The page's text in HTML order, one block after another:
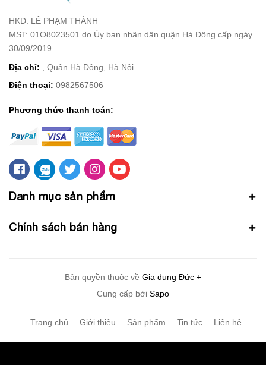
HKD: LÊ PHẠM THÀNH
MST: 01O8023501 do Ủy ban nhân dân quận Hà Đông cấp ngày
30/09/2019
Địa chỉ: , Quận Hà Đông, Hà Nội
Điện thoại: 0982567506
Phương thức thanh toán:
Danh mục sản phẩm
Chính sách bán hàng
Bản quyền thuộc về Gia dụng Đức +
Cung cấp bởi Sapo
Trang chủ Giới thiệu Sản phẩm Tin tức Liên hệ